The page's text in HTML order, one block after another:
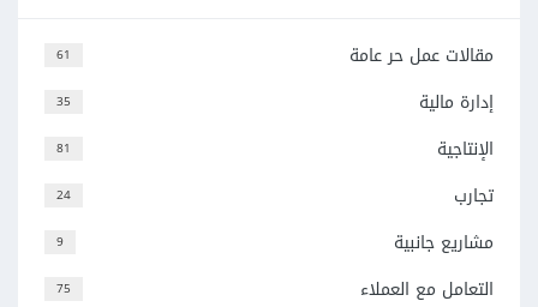
61 مقالات عمل حر عامة
35 إدارة مالية
81 الإنتاجية
24 تجارب
9 مشاريع جانبية
75 التعامل مع العملاء